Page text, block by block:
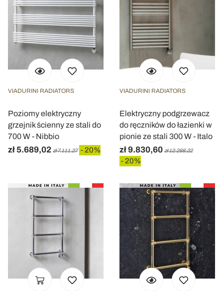
VIADURINI RADIATORS
Poziomy elektryczny
grzejnik ścienny ze stali do
700 W - Nibbio
zł 5.689,02 zł 7.111,27 - 20%
VIADURINI RADIATORS
Elektryczny podgrzewacz
do ręczników do łazienki w
pionie ze stali 300 W - Italo
zł 9.830,60 zł 12.288,22
- 20%